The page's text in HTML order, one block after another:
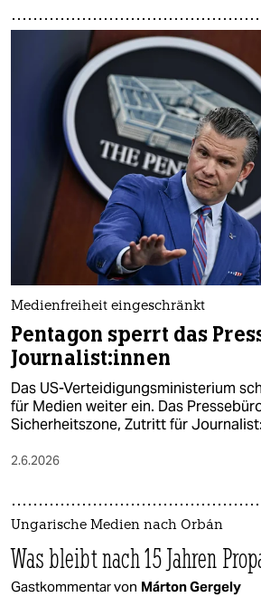
Medienfreiheit eingeschränkt
Pentagon sperrt das
Jour­na­lis­t:in­nen
Das US-Verteidigungsministerium
für Medien weiter ein. Das
Sicherheitszone, Zutritt für
2.6.2026
Ungarische Medien nach Orbán
Was bleibt nach 15 Jahren
Gastkommentar von Márton Gergely